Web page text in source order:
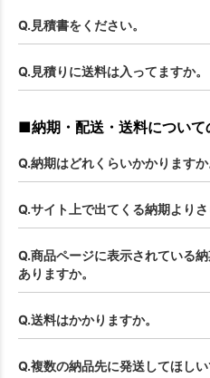
Q.見積書をください。
Q.見積りに送料は入ってますか。
■納期・配送・送料について
Q.納期はどれくらいかかりますか
Q.サイト上で出てくる納期より
Q.商品ページに表示されている
ありますか。
Q.送料はかかりますか。
Q.複数の納品先に発送してほしい